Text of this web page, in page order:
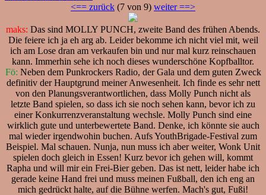
<== zurück (7 von 9) weiter ==>
maks: Das sind MOLLY PUNCH, zweite Band des frühen Abends.
Die feiere ich ja eh arg ab. Leider bekomme ich nicht viel mit, weil
ich am Lose dran am verkaufen bin und nur mal kurz reinschauen
kann. Immerhin sehe ich noch dieses wunderschöne Kopfballtor.
Fö: Neben dem Punkrockers Radio, der Gala und dem guten Zweck
definitiv der Hauptgrund meiner Anwesenheit. Ich finde es sehr nett
von den Planungsverantwortlichen, dass Molly Punch nicht als
letzte Band spielen, so dass ich sie noch sehen kann, bevor ich zu
einer Konkurrenzveranstaltung wechsle. Molly Punch sind eine
wirklich gute und unterbewertete Band. Denke, ich könnte sie auch
mal wieder irgendwohin buchen. Aufs YouthBrigade-Festival zum
Beispiel. Mal schauen. Nunja, nun muss ich aber weiter, Wonk Unit
spielen doch gleich in Essen! Kurz bevor ich gehen will, kommt
Rapha und will mir ein Frei-Bier geben. Das ist nett, leider habe ich
gerade keine Hand frei und muss meinen Fußball, den ich eng an
mich gedrückt halte, auf die Bühne werfen. Mach's gut, Fußi!